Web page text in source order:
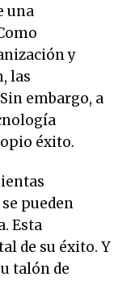
una
y
las
embargo, a
éxito.
pueden
Esta
de su éxito. Y
talón de